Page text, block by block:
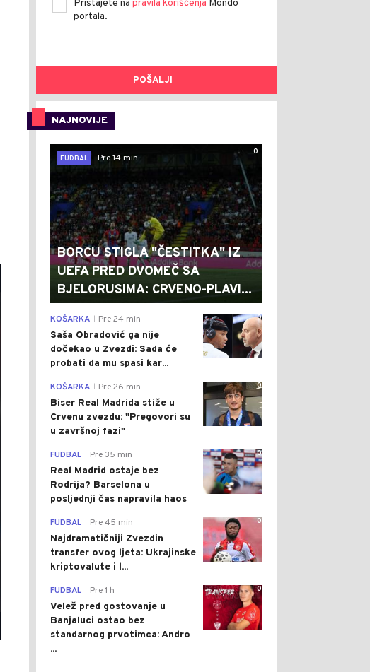
Pristajete na pravila korišćenja Mondo
portala.
POŠALJI
NAJNOVIJE
0
FUDBAL
Pre 14 min
BORCU STIGLA "ČESTITKA" IZ
UEFA PRED DVOMEČ SA
BJELORUSIMA: CRVENO-PLAVI...
0
KOŠARKA Pre 24 min
Saša Obradović ga nije
dočekao u Zvezdi: Sada će
probati da mu spasi kar...
0
KOŠARKA Pre 26 min
Biser Real Madrida stiže u
Crvenu zvezdu: "Pregovori su
u završnoj fazi"
0
FUDBAL Pre 35 min
Real Madrid ostaje bez
Rodrija? Barselona u
posljednji čas napravila haos
0
FUDBAL Pre 45 min
Najdramatičniji Zvezdin
transfer ovog ljeta: Ukrajinske
kriptovalute i l...
0
FUDBAL Pre 1 h
Velež pred gostovanje u
Banjaluci ostao bez
standarnog prvotimca: Andro
...